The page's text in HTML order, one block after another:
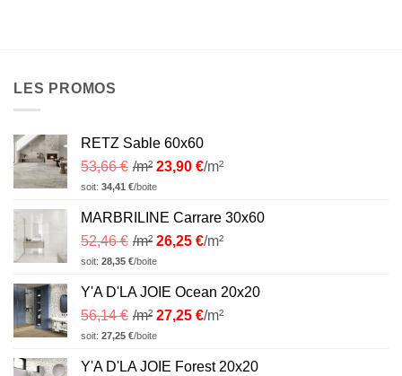
LES PROMOS
RETZ Sable 60x60
53,66€ /m² 23,90 €/m²
soit: 34,41 €/boite
MARBRILINE Carrare 30x60
52,46€ /m² 26,25 €/m²
soit: 28,35 €/boite
Y'A D'LA JOIE Ocean 20x20
56,14€ /m² 27,25 €/m²
soit: 27,25 €/boite
Y'A D'LA JOIE Forest 20x20